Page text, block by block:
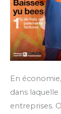
En
dans
entreprises.